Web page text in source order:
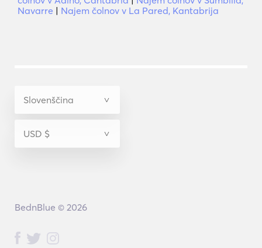
Navarre | Najem čolnov v La Pared, Kantabrija
BednBlue © 2026